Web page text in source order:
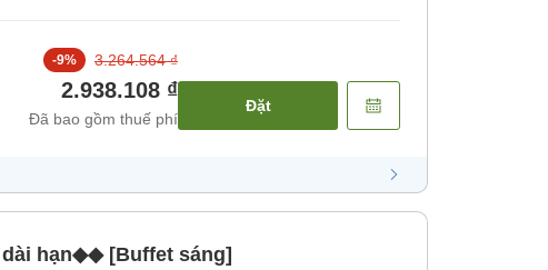
-9% 3.264.564 ₫
2.938.108 ₫
Đã bao gồm thuế phí
Đặt
hạn◆◆ [Buffet sáng]